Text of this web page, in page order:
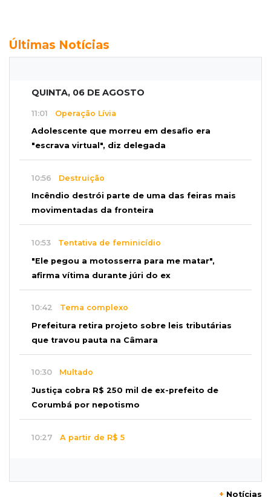
Últimas Notícias
QUINTA, 06 DE AGOSTO
11:01 Operação Lívia
Adolescente que morreu em desafio era
"escrava virtual", diz delegada
10:56 Destruição
Incêndio destrói parte de uma das feiras mais
movimentadas da fronteira
10:53 Tentativa de feminicídio
"Ele pegou a motosserra para me matar",
afirma vítima durante júri do ex
10:42 Tema complexo
Prefeitura retira projeto sobre leis tributárias
que travou pauta na Câmara
10:30 Multado
Justiça cobra R$ 250 mil de ex-prefeito de
Corumbá por nepotismo
10:27 A partir de R$ 5
+ Notícias